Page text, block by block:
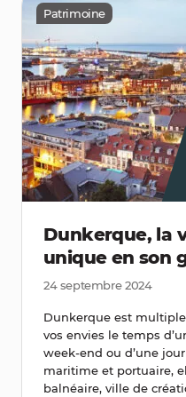
Patrimoine
Dunkerque, la
unique en son
24 septembre 2024
Dunkerque est
vos envies le temps
week-end ou d’une
maritime et portuaire,
balnéaire, ville de